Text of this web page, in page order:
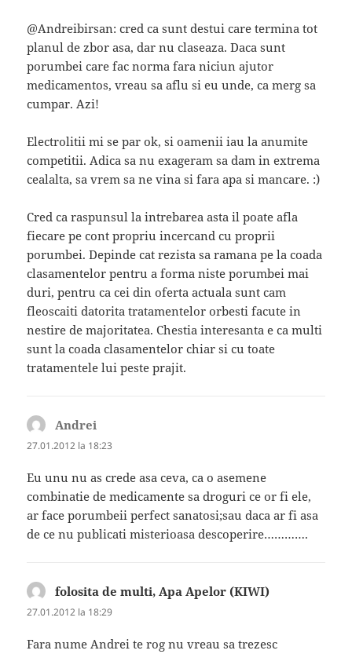
@Andreibirsan: cred ca sunt destui care termina tot
planul de zbor asa, dar nu claseaza. Daca sunt
porumbei care fac norma fara niciun ajutor
medicamentos, vreau sa aflu si eu unde, ca merg sa
cumpar. Azi!
Electrolitii mi se par ok, si oamenii iau la anumite
competitii. Adica sa nu exageram sa dam in extrema
cealalta, sa vrem sa ne vina si fara apa si mancare. :)
Cred ca raspunsul la intrebarea asta il poate afla
fiecare pe cont propriu incercand cu proprii
porumbei. Depinde cat rezista sa ramana pe la coada
clasamentelor pentru a forma niste porumbei mai
duri, pentru ca cei din oferta actuala sunt cam
fleoscaiti datorita tratamentelor orbesti facute in
nestire de majoritatea. Chestia interesanta e ca multi
sunt la coada clasamentelor chiar si cu toate
tratamentele lui peste prajit.
Andrei
27.01.2012 la 18:23
Eu unu nu as crede asa ceva, ca o asemene
combinatie de medicamente sa droguri ce or fi ele,
ar face porumbeii perfect sanatosi;sau daca ar fi asa
de ce nu publicati misterioasa descoperire………….
folosita de multi, Apa Apelor (KIWI)
27.01.2012 la 18:29
Fara nume Andrei te rog nu vreau sa trezesc